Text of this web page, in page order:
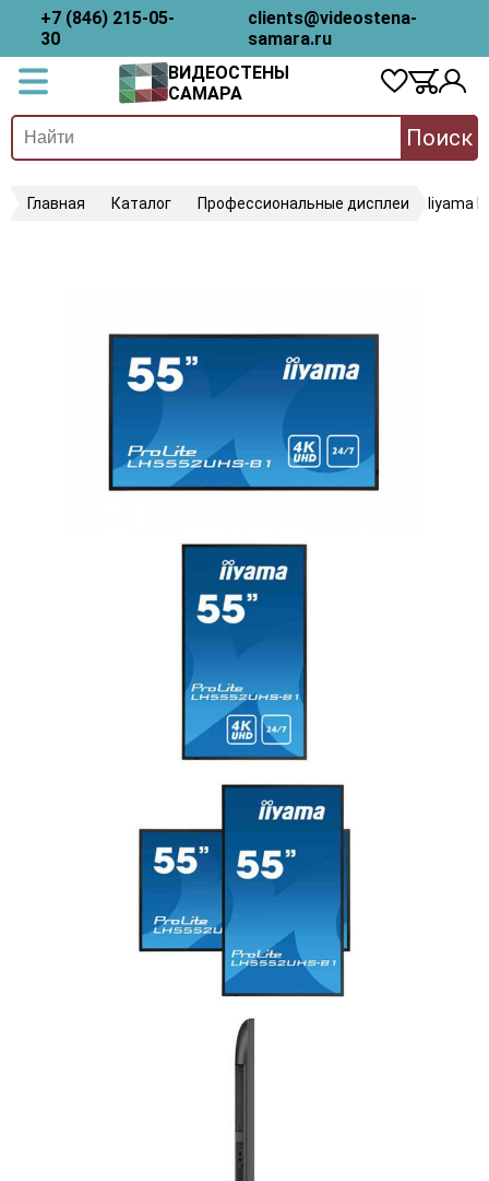
+7 (846) 215-05-
30
clients@videostena-
samara.ru
ВИДЕОСТЕНЫ
САМАРА
Поиск
Главная Каталог Профессиональные дисплеи Iiyama